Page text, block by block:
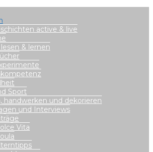
active & live
& lernen
Sport
handwerken und dekorieren
und Interviews
Vita